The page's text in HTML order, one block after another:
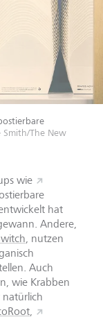
Smith/The New
wie
hat
Andere,
, nutzen
Auch
wie Krabben
,